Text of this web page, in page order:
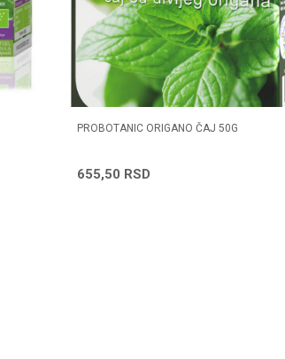
PROBOTANIC ORIGANO ČAJ 50G
655,50 RSD